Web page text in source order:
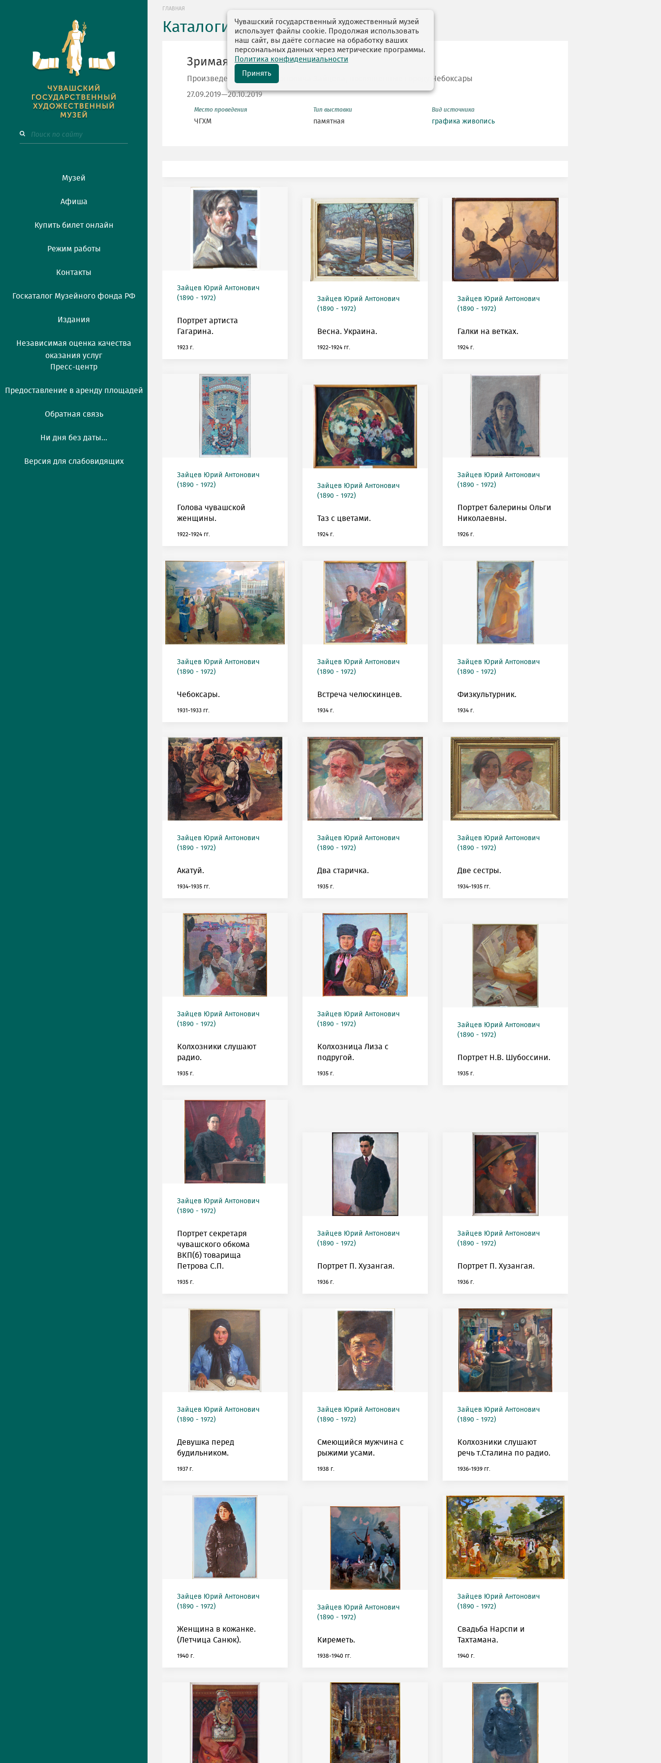
Музей
Афиша
Купить билет онлайн
Режим работы
Контакты
Госкаталог Музейного фонда РФ
Издания
Независимая оценка качества
оказания услуг
Пресс-центр
Предоставление в аренду площадей
Обратная связь
Ни дня без даты...
Версия для слабовидящих
ГЛАВНАЯ
Каталоги выставок
Зримая песня
Произведения Юрия Антоновича Зайцева, посвященные городу Чебоксары
27.09.2019—20.10.2019
Место проведения
ЧГХМ
Тип выставки
памятная
Вид источника
графика живопись
Зайцев Юрий Антонович
(1890 - 1972)
Портрет артиста
Гагарина.
1923 г.
Зайцев Юрий Антонович
(1890 - 1972)
Весна. Украина.
1922-1924 гг.
Зайцев Юрий Антонович
(1890 - 1972)
Галки на ветках.
1924 г.
Зайцев Юрий Антонович
(1890 - 1972)
Голова чувашской
женщины.
1922-1924 гг.
Зайцев Юрий Антонович
(1890 - 1972)
Таз с цветами.
1924 г.
Зайцев Юрий Антонович
(1890 - 1972)
Портрет балерины Ольги
Николаевны.
1926 г.
Зайцев Юрий Антонович
(1890 - 1972)
Чебоксары.
1931-1933 гг.
Зайцев Юрий Антонович
(1890 - 1972)
Встреча челюскинцев.
1934 г.
Зайцев Юрий Антонович
(1890 - 1972)
Физкультурник.
1934 г.
Зайцев Юрий Антонович
(1890 - 1972)
Акатуй.
1934-1935 гг.
Зайцев Юрий Антонович
(1890 - 1972)
Два старичка.
1935 г.
Зайцев Юрий Антонович
(1890 - 1972)
Две сестры.
1934-1935 гг.
Зайцев Юрий Антонович
(1890 - 1972)
Колхозники слушают
радио.
1935 г.
Зайцев Юрий Антонович
(1890 - 1972)
Колхозница Лиза с
подругой.
1935 г.
Зайцев Юрий Антонович
(1890 - 1972)
Портрет Н.В. Шубоссини.
1935 г.
Зайцев Юрий Антонович
(1890 - 1972)
Портрет секретаря
чувашского обкома
ВКП(б) товарища
Петрова С.П.
1935 г.
Зайцев Юрий Антонович
(1890 - 1972)
Портрет П. Хузангая.
1936 г.
Зайцев Юрий Антонович
(1890 - 1972)
Портрет П. Хузангая.
1936 г.
Зайцев Юрий Антонович
(1890 - 1972)
Девушка перед
будильником.
1937 г.
Зайцев Юрий Антонович
(1890 - 1972)
Смеющийся мужчина с
рыжими усами.
1938 г.
Зайцев Юрий Антонович
(1890 - 1972)
Колхозники слушают
речь т.Сталина по радио.
1936-1939 гг.
Зайцев Юрий Антонович
(1890 - 1972)
Женщина в кожанке.
(Летчица Санюк).
1940 г.
Зайцев Юрий Антонович
(1890 - 1972)
Киреметь.
1938-1940 гг.
Зайцев Юрий Антонович
(1890 - 1972)
Свадьба Нарспи и
Тахтамана.
1940 г.
Чувашский государственный художественный музей
использует файлы cookie. Продолжая использовать
наш сайт, вы даёте согласие на обработку ваших
персональных данных через метрические программы.
Политика конфиденциальности
Принять